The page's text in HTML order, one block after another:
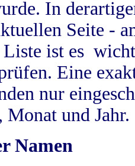
In
Seite -
ist es
Eine
nur
und Jahr.
Namen